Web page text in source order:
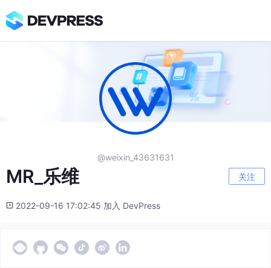
@weixin_43631631
MR_乐维 关注
2022-09-16 17:02:45 加入 DevPress